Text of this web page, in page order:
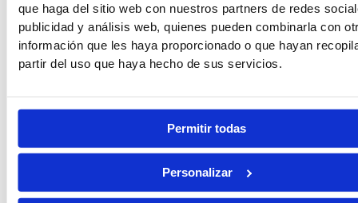
que haga del sitio web con nuestros partners de redes
publicidad y análisis web, quienes pueden combinarla con
información que les haya proporcionado o que hayan
partir del uso que haya hecho de sus servicios.
Permitir todas
Personalizar
Oposiciones de Justicia Auxilio Judicial
Gestión Procesal